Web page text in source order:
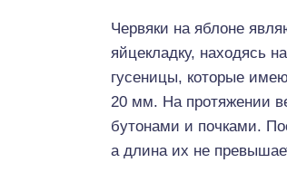
Червяки на яблоне
яйцекладку, находясь
гусеницы, которые
20 мм. На протяжении
бутонами и почками.
а длина их не